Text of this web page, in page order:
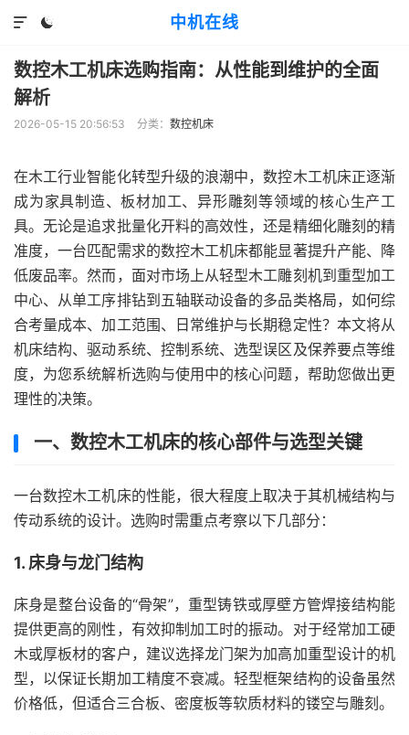
中机在线


数控木工机床选购指南：从性能到维护的全面
解析
2026-05-15 20:56:53 分类： 数控机床
在木工行业智能化转型升级的浪潮中，数控木工机床正逐渐
成为家具制造、板材加工、异形雕刻等领域的核心生产工
具。无论是追求批量化开料的高效性，还是精细化雕刻的精
准度，一台匹配需求的数控木工机床都能显著提升产能、降
低废品率。然而，面对市场上从轻型木工雕刻机到重型加工
中心、从单工序排钻到五轴联动设备的多品类格局，如何综
合考量成本、加工范围、日常维护与长期稳定性？本文将从
机床结构、驱动系统、控制系统、选型误区及保养要点等维
度，为您系统解析选购与使用中的核心问题，帮助您做出更
理性的决策。
一、数控木工机床的核心部件与选型关键
一台数控木工机床的性能，很大程度上取决于其机械结构与
传动系统的设计。选购时需重点考察以下几部分：
1. 床身与龙门结构
床身是整台设备的“骨架”，重型铸铁或厚壁方管焊接结构能
提供更高的刚性，有效抑制加工时的振动。对于经常加工硬
木或厚板材的客户，建议选择龙门架为加高加重型设计的机
型，以保证长期加工精度不衰减。轻型框架结构的设备虽然
价格低，但适合三合板、密度板等软质材料的镂空与雕刻。